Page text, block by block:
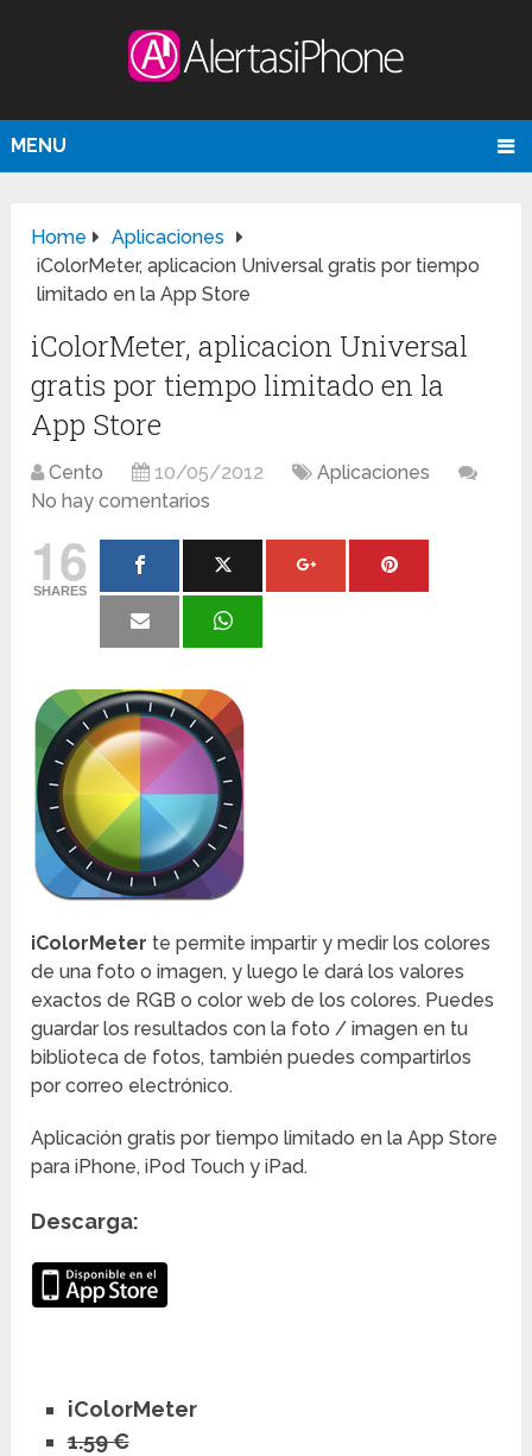
MENU
Home
Aplicaciones
iColorMeter, aplicacion Universal gratis por tiempo
limitado en la App Store
iColorMeter, aplicacion Universal
gratis por tiempo limitado en la
App Store
Cento 10/05/2012
Aplicaciones
No hay comentarios
16
SHARES
iColorMeter te permite impartir y medir los colores
de una foto o imagen, y luego le dará los valores
exactos de RGB o color web de los colores. Puedes
guardar los resultados con la foto / imagen en tu
biblioteca de fotos, también puedes compartirlos
por correo electrónico.
Aplicación gratis por tiempo limitado en la App Store
para iPhone, iPod Touch y iPad.
Descarga:
iColorMeter
1.59 €